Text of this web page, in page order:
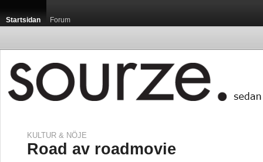
Startsidan Forum
KULTUR & NÖJE
Road av roadmovie